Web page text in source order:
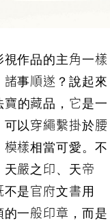
作品的主角一樣
事順遂？說起來
的藏品，它是一
以穿繩繫掛於腰
樣相當可愛。不
嚴之印、天帝
是官府文書用
一般印章，而是